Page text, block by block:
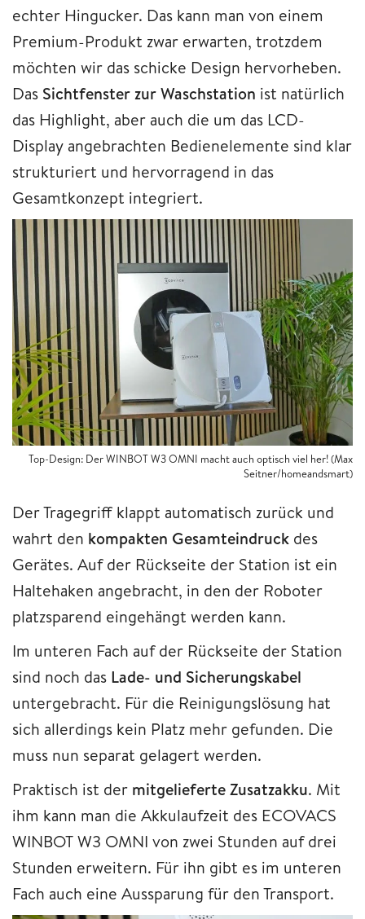
echter Hingucker. Das kann man von einem
Premium-Produkt zwar erwarten, trotzdem
möchten wir das schicke Design hervorheben.
Das Sichtfenster zur Waschstation ist natürlich
das Highlight, aber auch die um das LCD-
Display angebrachten Bedienelemente sind klar
strukturiert und hervorragend in das
Gesamtkonzept integriert.
Top-Design: Der WINBOT W3 OMNI macht auch optisch viel her! (Max
Seitner/homeandsmart)
Der Tragegriff klappt automatisch zurück und
wahrt den kompakten Gesamteindruck des
Gerätes. Auf der Rückseite der Station ist ein
Haltehaken angebracht, in den der Roboter
platzsparend eingehängt werden kann.
Im unteren Fach auf der Rückseite der Station
sind noch das Lade- und Sicherungskabel
untergebracht. Für die Reinigungslösung hat
sich allerdings kein Platz mehr gefunden. Die
muss nun separat gelagert werden.
Praktisch ist der mitgelieferte Zusatzakku. Mit
ihm kann man die Akkulaufzeit des ECOVACS
WINBOT W3 OMNI von zwei Stunden auf drei
Stunden erweitern. Für ihn gibt es im unteren
Fach auch eine Aussparung für den Transport.